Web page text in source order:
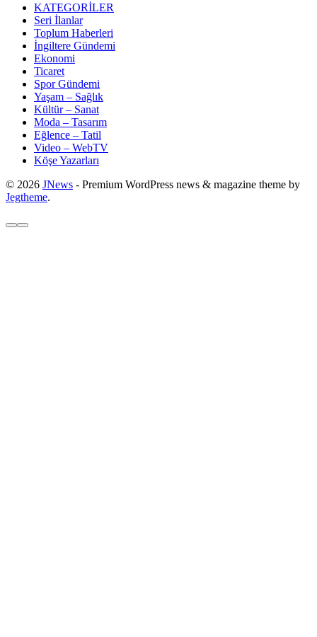
KATEGORİLER
Seri İlanlar
Toplum Haberleri
İngiltere Gündemi
Ekonomi
Ticaret
Spor Gündemi
Yaşam – Sağlık
Kültür – Sanat
Moda – Tasarım
Eğlence – Tatil
Video – WebTV
Köşe Yazarları
© 2026 JNews - Premium WordPress news & magazine theme by
Jegtheme.